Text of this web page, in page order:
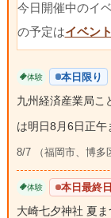
今日開催中のイ
の予定はイベン
体験 本日限り
九州経済産業局こ
は明日8月6日正午
8/7 （福岡市、博多
体験 本日最終日
大崎七夕神社 夏